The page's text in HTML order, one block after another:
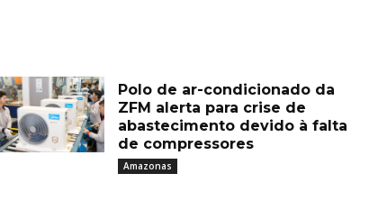
Polo de ar-condicionado da
ZFM alerta para crise de
abastecimento devido à falta
de compressores
Amazonas